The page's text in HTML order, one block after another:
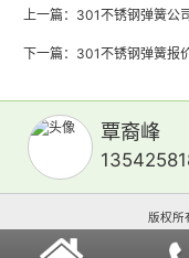
上一篇： 301不锈钢弹簧公
下一篇： 301不锈钢弹簧报
覃裔峰
版权所